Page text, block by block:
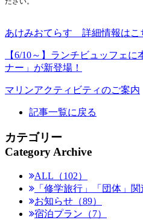
あけみおてらす 詳細情報はこ
【6/10～】ランチビュッフェ
ナー」が新登場！
マリンアクティビティのご案内
記事一覧に戻る
カテゴリー
Category Archive
ALL（102）
「修学旅行」「団体」関
お知らせ（89）
宿泊プラン（7）